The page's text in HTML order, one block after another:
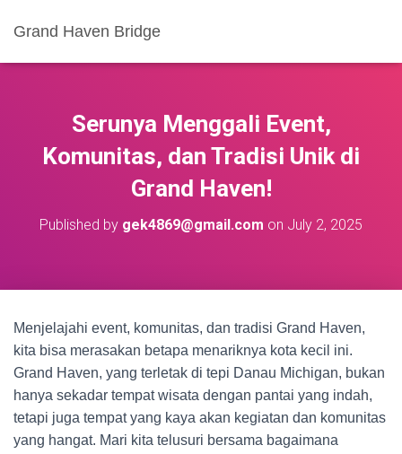
Grand Haven Bridge
Serunya Menggali Event,
Komunitas, dan Tradisi Unik di
Grand Haven!
Published by gek4869@gmail.com on July 2, 2025
Menjelajahi event, komunitas, dan tradisi Grand Haven,
kita bisa merasakan betapa menariknya kota kecil ini.
Grand Haven, yang terletak di tepi Danau Michigan, bukan
hanya sekadar tempat wisata dengan pantai yang indah,
tetapi juga tempat yang kaya akan kegiatan dan komunitas
yang hangat. Mari kita telusuri bersama bagaimana